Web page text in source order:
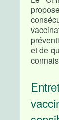
et de